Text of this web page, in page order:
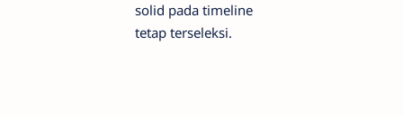
solid pada timeline
tetap terseleksi.